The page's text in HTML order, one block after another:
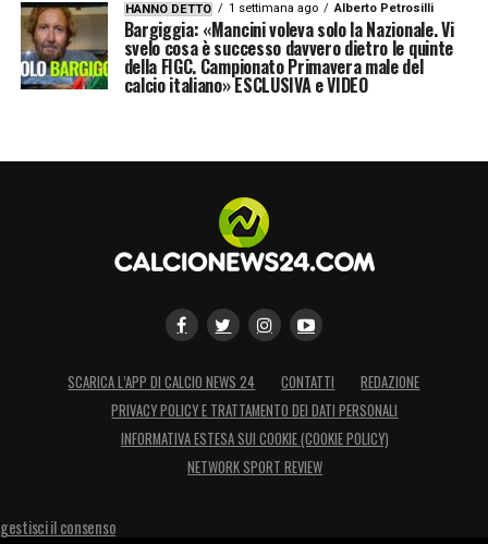
HANNO DETTO 1 settimana ago Alberto Petrosilli
Bargiggia: «Mancini voleva solo la Nazionale. Vi
svelo cosa è successo davvero dietro le quinte
della FIGC. Campionato Primavera male del
calcio italiano» ESCLUSIVA e VIDEO
SCARICA L’APP DI CALCIO NEWS 24 CONTATTI
REDAZIONE
PRIVACY POLICY E TRATTAMENTO DEI DATI PERSONALI
INFORMATIVA ESTESA SUI COOKIE (COOKIE POLICY)
NETWORK SPORT REVIEW
gestisci il consenso